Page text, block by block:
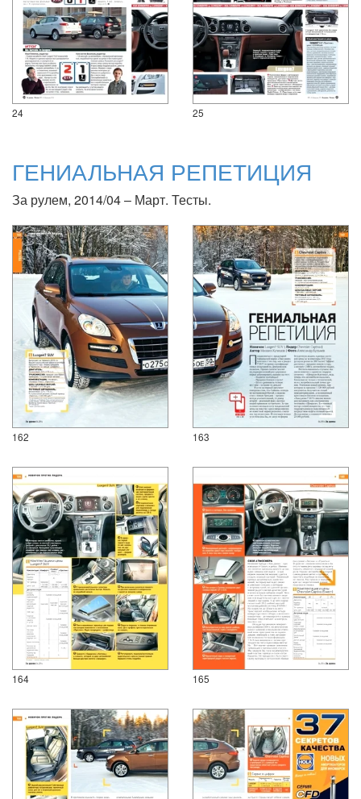
24 25
ГЕНИАЛЬНАЯ РЕПЕТИЦИЯ
За рулем, 2014/04 – Март. Тесты.
162 163
164 165